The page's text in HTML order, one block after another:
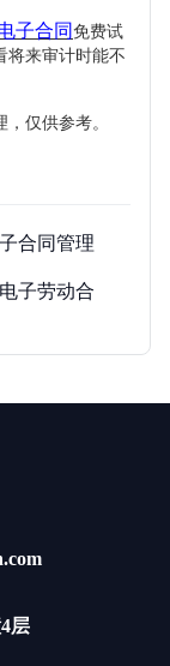
子合同 免费试
将来审计时能不
仅供参考。
合同管理
子劳动合
层